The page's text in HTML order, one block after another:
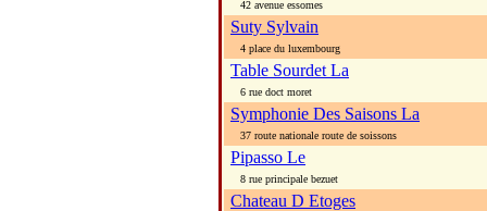
42 avenue essomes
Suty Sylvain
4 place du luxembourg
Table Sourdet La
6 rue doct moret
Symphonie Des Saisons La
37 route nationale route de soissons
Pipasso Le
8 rue principale bezuet
Chateau D Etoges